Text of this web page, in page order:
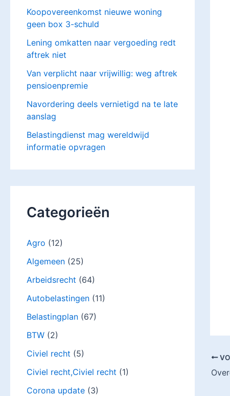
Koopovereenkomst nieuwe woning
geen box 3-schuld
Lening omkatten naar vergoeding redt
aftrek niet
Van verplicht naar vrijwillig: weg aftrek
pensioenpremie
Navordering deels vernietigd na te late
aanslag
Belastingdienst mag wereldwijd
informatie opvragen
Categorieën
Agro (12)
Algemeen (25)
Arbeidsrecht (64)
Autobelastingen (11)
Belastingplan (67)
BTW (2)
Civiel recht (5)
Civiel recht,Civiel recht (1)
Corona update (3)